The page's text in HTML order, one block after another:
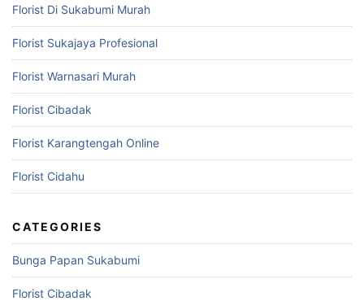
Florist Di Sukabumi Murah
Florist Sukajaya Profesional
Florist Warnasari Murah
Florist Cibadak
Florist Karangtengah Online
Florist Cidahu
CATEGORIES
Bunga Papan Sukabumi
Florist Cibadak